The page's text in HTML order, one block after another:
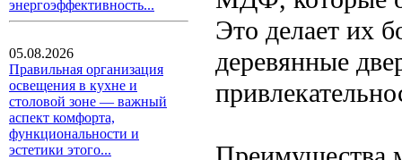
энергоэффективность...
05.08.2026
Правильная организация
освещения в кухне и
столовой зоне — важный
аспект комфорта,
функциональности и
эстетики этого...
Это делает их
деревянные